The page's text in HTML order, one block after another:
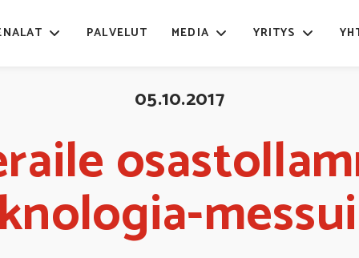
PALVELUT MEDIA YRITYS
05.10.2017